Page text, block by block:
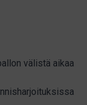
välistä aikaa